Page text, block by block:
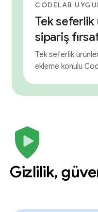
CODELAB
Tek
sipariş
Tek seferlik
ekleme konulu
Gizlilik,